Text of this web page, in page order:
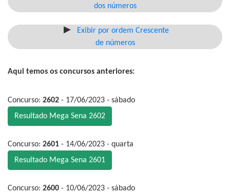
dos números
Exibir por ordem Crescente
de números
Aqui temos os concursos anteriores:
Concurso: 2602 - 17/06/2023 - sábado
Resultado Mega Sena 2602
Concurso: 2601 - 14/06/2023 - quarta
Resultado Mega Sena 2601
Concurso: 2600 - 10/06/2023 - sábado